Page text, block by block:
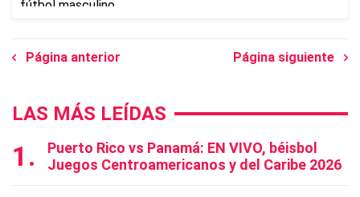
Página anterior Página siguiente
LAS MÁS LEÍDAS
Puerto Rico vs Panamá: EN VIVO, béisbol
Juegos Centroamericanos y del Caribe 2026